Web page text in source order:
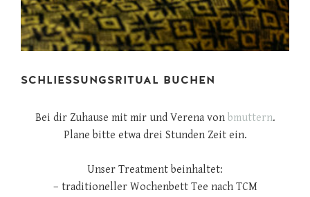
SCHLIESSUNGSRITUAL BUCHEN
Bei dir Zuhause mit mir und Verena von bmuttern.
Plane bitte etwa drei Stunden Zeit ein.
Unser Treatment beinhaltet:
– traditioneller Wochenbett Tee nach TCM